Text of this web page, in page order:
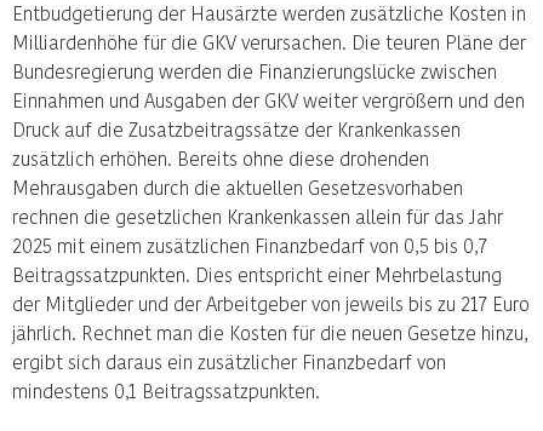
Entbudgetierung der Hausärzte werden zusätzliche Kosten in
Milliardenhöhe für die GKV verursachen. Die teuren Pläne der
Bundesregierung werden die Finanzierungslücke zwischen
Einnahmen und Ausgaben der GKV weiter vergrößern und den
Druck auf die Zusatzbeitragssätze der Krankenkassen
zusätzlich erhöhen. Bereits ohne diese drohenden
Mehrausgaben durch die aktuellen Gesetzesvorhaben
rechnen die gesetzlichen Krankenkassen allein für das Jahr
2025 mit einem zusätzlichen Finanzbedarf von 0,5 bis 0,7
Beitragssatzpunkten. Dies entspricht einer Mehrbelastung
der Mitglieder und der Arbeitgeber von jeweils bis zu 217 Euro
jährlich. Rechnet man die Kosten für die neuen Gesetze hinzu,
ergibt sich daraus ein zusätzlicher Finanzbedarf von
mindestens 0,1 Beitragssatzpunkten.